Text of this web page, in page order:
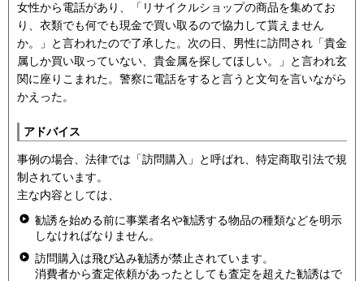
女性から電話があり、「リサイクルショップの商品を集めてお
り、衣類でも何でも現金で買い取るので協力して貰えません
か。」と言われたので了承した。次の日、男性に訪問され「貴金
属しか買い取っていない、貴金属を探してほしい。」と言われ玄
関に座りこまれた。警察に電話をすると言うと文句を言いながら
かえった。
アドバイス
事例の場合、法律では「訪問購入」と呼ばれ、特定商取引法で規
制されています。
主な内容としては、
勧誘を始める前に事業者名や勧誘する物品の種類などを明示
しなければなりません。
訪問購入は飛び込み勧誘が禁止されています。
消費者から査定依頼があったとしても査定を超えた勧誘はで